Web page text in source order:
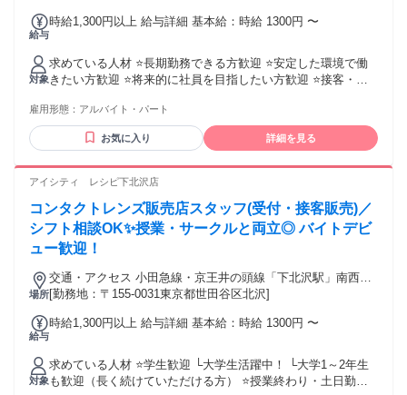
給与
時給1,300円以上 給与詳細 基本給：時給 1300円 〜
対象
求めている人材 ⭐長期勤務できる方歓迎 ⭐安定した環境で働
きたい方歓迎 ⭐将来的に社員を目指したい方歓迎 ⭐接客・販
場 ╭━━━━━━━━━━╮ こんな方にピッタリ！ ╰━━
ｖ━━━━━━━╯ ✅接客スキルを磨いてキャリアアップし
たい ✅福利厚生が整った環境で安心したい ✅「下北沢」の街
謝される仕事がしたい ＜髪型・髪色・ピアスOK＞ ※派手す
雇用形態： アルバイト・パート
お気に入り 詳細を見る
アイシティ レシピ下北沢店
コンタクトレンズ販売店スタッフ(受付・接客販売)／
シフト相談OK✨授業・サークルと両立◎ バイトデビ
ュー歓迎！
場所
交通・アクセス 小田急線・京王井の頭線「下北沢駅」南西口
より徒歩1分
[勤務地：〒155-0031東京都世田谷区北沢]
給与
時給1,300円以上 給与詳細 基本給：時給 1300円 〜
対象
求めている人材 ⭐学生歓迎 └大学生活躍中！ └大学1～2年生
も歓迎（長く続けていただける方） ⭐授業終わり・土日勤務